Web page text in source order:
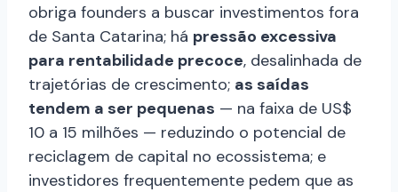
obriga founders a buscar investimentos fora
de Santa Catarina; há pressão excessiva
para rentabilidade precoce, desalinhada de
trajetórias de crescimento; as saídas
tendem a ser pequenas — na faixa de US$
10 a 15 milhões — reduzindo o potencial de
reciclagem de capital no ecossistema; e
investidores frequentemente pedem que as